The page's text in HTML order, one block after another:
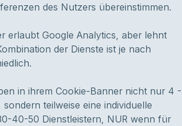
des Nutzers übereinstimmen.
erlaubt Google Analytics, aber lehnt
der Dienste ist je nach
in ihrem Cookie-Banner nicht nur 4 -
sondern teilweise eine individuelle
40-50 Dienstleistern, NUR wenn für